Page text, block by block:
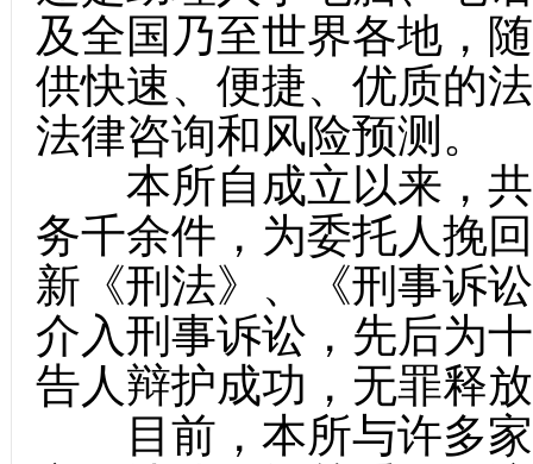
及全国乃至世界各地，
供快速、便捷、优质的
法律咨询和风险预测。
本所自成立以来，共
务千余件，为委托人挽
新《刑法》、《刑事诉
介入刑事诉讼，先后为
告人辩护成功，无罪释
目前，本所与许多家